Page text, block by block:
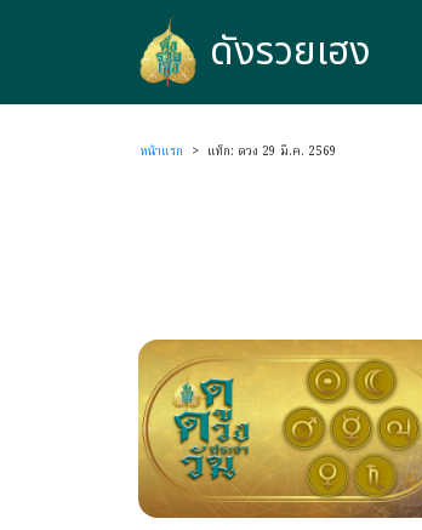
ดังรวยเฮง
หน้าแรก > แท็ก: ดวง 29 มี.ค. 2569